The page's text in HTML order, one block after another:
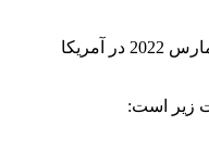
After Yang در ژانر درام و تخیلی، در 4 مارس 2022 در آمریکا
زیر است: